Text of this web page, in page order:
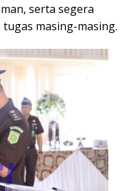
serta segera
masing-masing.